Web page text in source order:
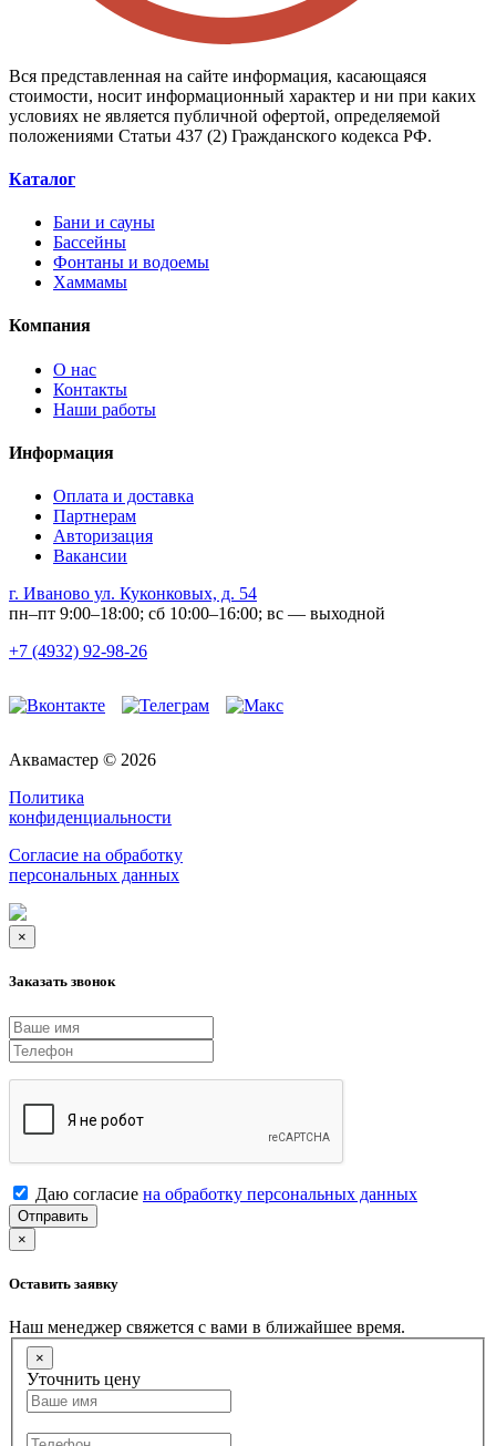
Вся представленная на сайте информация, касающаяся
стоимости, носит информационный характер и ни при каких
условиях не является публичной офертой, определяемой
положениями Статьи 437 (2) Гражданского кодекса РФ.
Каталог
Бани и сауны
Бассейны
Фонтаны и водоемы
Хаммамы
Компания
О нас
Контакты
Наши работы
Информация
Оплата и доставка
Партнерам
Авторизация
Вакансии
г. Иваново ул. Куконковых, д. 54
пн–пт 9:00–18:00; сб 10:00–16:00; вс — выходной
+7 (4932) 92-98-26
Аквамастер © 2026
Политика
конфиденциальности
Согласие на обработку
персональных данных
×
Заказать звонок
Даю согласие на обработку персональных данных
Отправить
×
Оставить заявку
Наш менеджер свяжется с вами в ближайшее время.
×
Уточнить цену